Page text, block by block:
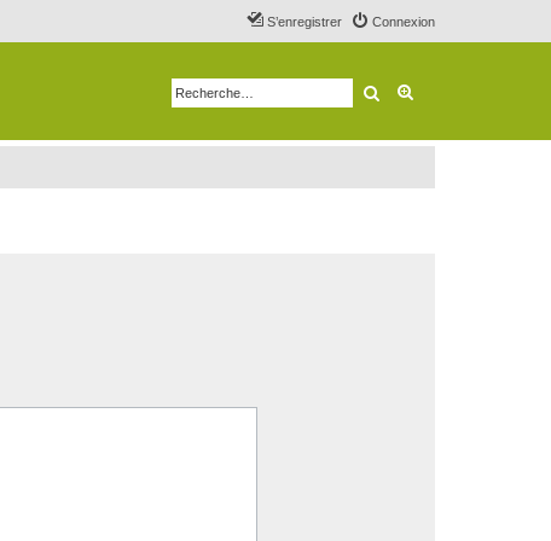
Connexion
S’enregistrer
Rechercher